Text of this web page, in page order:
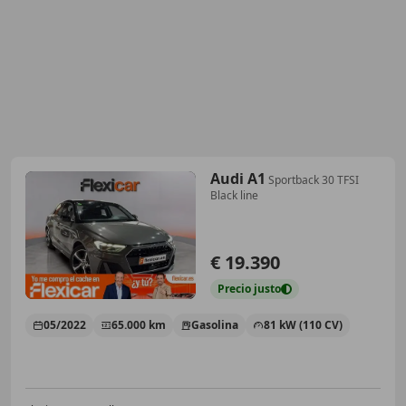
Audi A1 Sportback 30 TFSI
Black line
€ 19.390
Precio justo
05/2022 65.000 km Gasolina 81 kW (110 CV)